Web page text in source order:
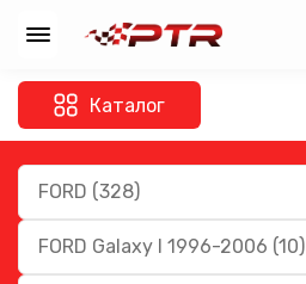
Каталог
FORD (328)
FORD Galaxy I 1996-2006 (10)